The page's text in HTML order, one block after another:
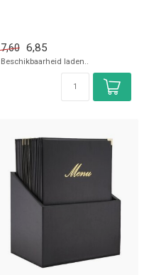
7,60 6,85
Beschikbaarheid laden..